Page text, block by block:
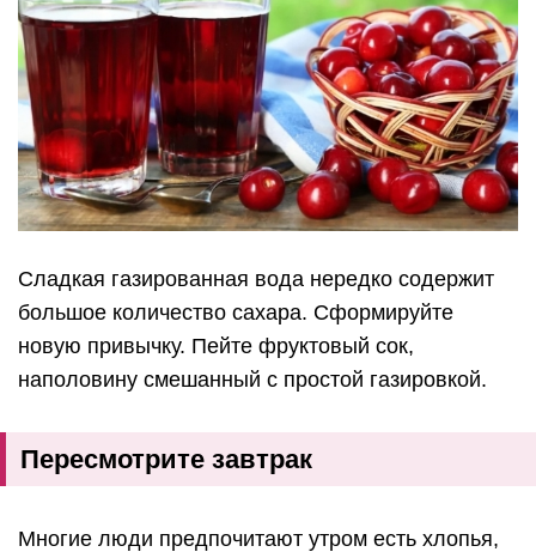
Сладкая газированная вода нередко содержит
большое количество сахара. Сформируйте
новую привычку. Пейте фруктовый сок,
наполовину смешанный с простой газировкой.
Пересмотрите завтрак
Многие люди предпочитают утром есть хлопья,